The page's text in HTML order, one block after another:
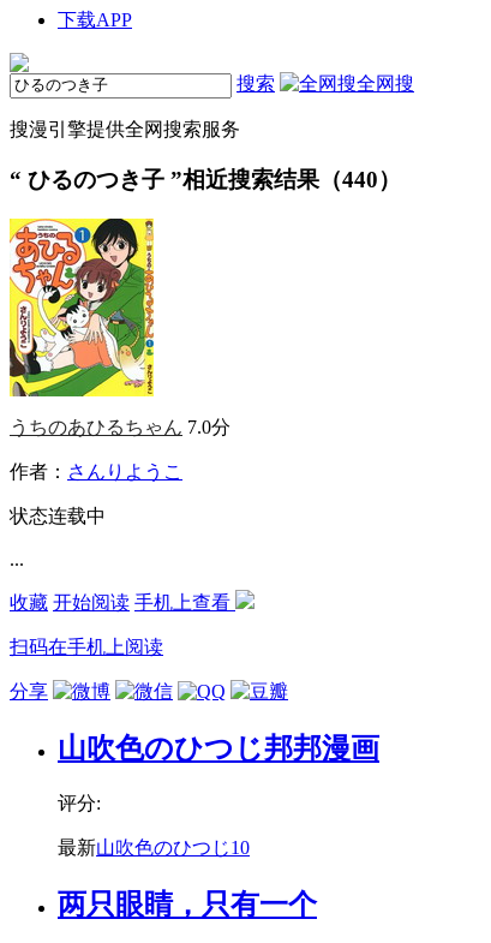
下载APP
搜索 全网搜
搜漫引擎提供全网搜索服务
“ ひるのつき子 ”相近搜索结果（440）
うちのあひるちゃん 7.0分
作者： さんりようこ
状态连载中
...
收藏 开始阅读 手机上查看
扫码在手机上阅读
分享
山吹色のひつじ邦邦漫画
评分:
最新山吹色のひつじ10
两只眼睛，只有一个